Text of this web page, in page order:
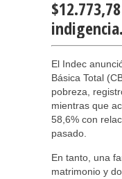
indigencia.
El Indec
Básica Total
pobreza,
mientras que
58,6% con
pasado.
En tanto, una
matrimonio y